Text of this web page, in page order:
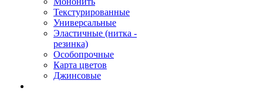
Текстурированные
Универсальные
Эластичные (нитка -
резинка)
Особопрочные
Карта цветов
Джинсовые